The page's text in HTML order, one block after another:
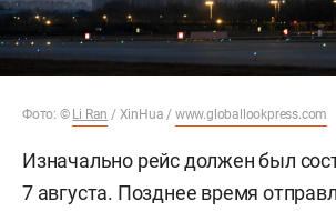
Фото: © Li Ran / XinHua / www.globallookpress.com
Изначально рейс должен был
7 августа. Позднее время